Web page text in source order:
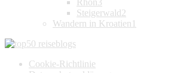
Steigerwald2
Wandern in Kroatien 1
Cookie-Richtlinie